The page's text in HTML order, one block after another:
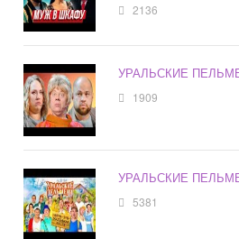
2136
УРАЛЬСКИЕ
1909
УРАЛЬСКИЕ
5381